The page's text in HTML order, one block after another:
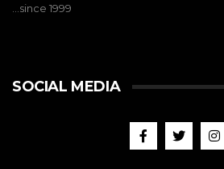
…since 1999
SOCIAL MEDIA